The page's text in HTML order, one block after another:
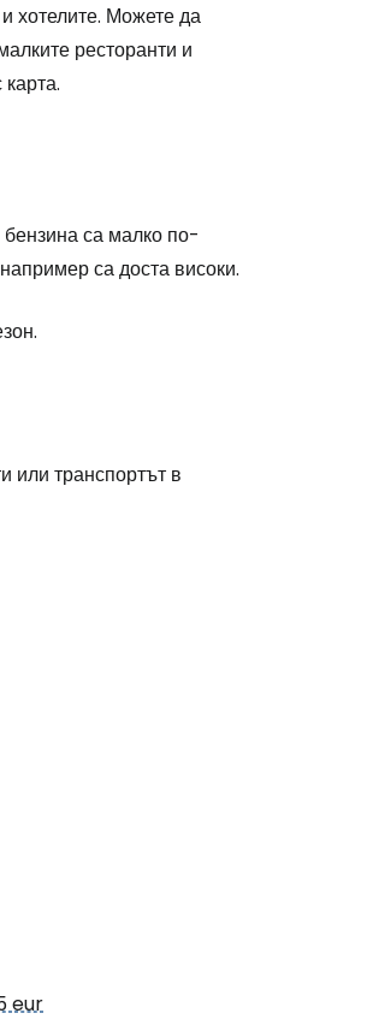
хотелите. Можете да
ресторанти и
са малко по-
са доста високи.
или транспортът в
eur